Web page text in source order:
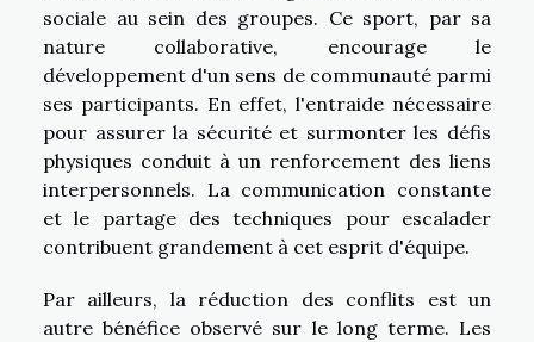
sociale au sein des groupes. Ce sport, par sa
nature collaborative, encourage le
développement d'un sens de communauté parmi
ses participants. En effet, l'entraide nécessaire
pour assurer la sécurité et surmonter les défis
physiques conduit à un renforcement des liens
interpersonnels. La communication constante
et le partage des techniques pour escalader
contribuent grandement à cet esprit d'équipe.
Par ailleurs, la réduction des conflits est un
autre bénéfice observé sur le long terme. Les